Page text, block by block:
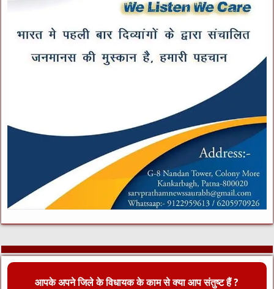
आपके अपने जिले के विधायक के काम से क्या आप संतुष्ट हैं ?